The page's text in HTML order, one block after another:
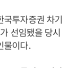
국투자증권 차기
선임됐을 당시
물이다.